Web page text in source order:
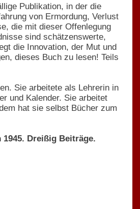
Publikation, in der die
von Ermordung, Verlust
die mit dieser Offenlegung
sind schätzenswerte,
die Innovation, der Mut und
dieses Buch zu lesen! Teils
Sie arbeitete als Lehrerin in
und Kalender. Sie arbeitet
hat sie selbst Bücher zum
Dreißig Beiträge.